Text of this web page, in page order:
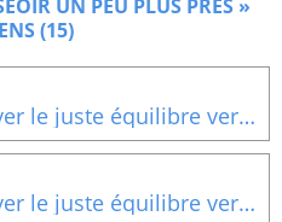
UN PEU PLUS PRES »
(15)
Extraits du livre « Trouver le juste équilibre vers une vie épanouie »Le développement durable appliqué à nous-mêmes
Extraits du livre « Trouver le juste équilibre vers une vie épanouie »Le développement durable appliqué à nous-mêmes